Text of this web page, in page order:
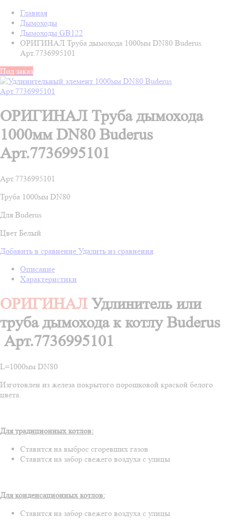
Главная
Дымоходы
Дымоходы GB122
ОРИГИНАЛ Труба дымохода 1000мм DN80 Buderus
Арт.7736995101
Под заказ
ОРИГИНАЛ Труба дымохода
1000мм DN80 Buderus
Арт.7736995101
Арт. 7736995101
Труба 1000мм DN80
Для Buderus
Цвет Белый
Добавить в сравнение Удалить из сравнения
Описание
Характеристики
ОРИГИНАЛУдлинитель или
труба дымохода к котлу Buderus
Арт.7736995101
L=1000мм DN80
Изготовлен из железа покрытого порошковой краской белого
цвета.
Для традиционных котлов:
Ставится на выброс сгоревших газов
Ставится на забор свежего воздуха с улицы
Для конденсационных котлов:
Ставится на забор свежего воздуха с улицы